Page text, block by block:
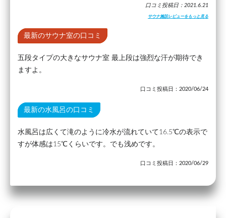
口コミ投稿日：2021.6.21
サウナ施設レビューをもっと見る
最新のサウナ室の口コミ
五段タイプの大きなサウナ室 最上段は強烈な汗が期待でき
ますよ。
口コミ投稿日：2020/06/24
最新の水風呂の口コミ
水風呂は広くて滝のように冷水が流れていて16.5℃の表示で
すが体感は15℃くらいです。でも浅めです。
口コミ投稿日：2020/06/29